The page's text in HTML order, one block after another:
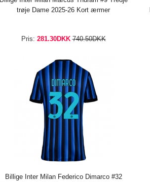
trøje Dame 2025-26 Kort ærmer
Pris: 281.30DKK 740.50DKK
Billige Inter Milan Federico Dimarco #32